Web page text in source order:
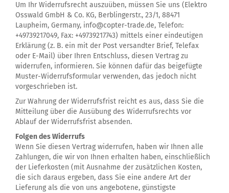
Um Ihr Widerrufsrecht auszuüben, müssen Sie uns (Elektro
Osswald GmbH & Co. KG, Berblingerstr., 23/1, 88471
Laupheim, Germany, info@copter-trade.de, Telefon:
+49739217049, Fax: +49739217743) mittels einer eindeutigen
Erklärung (z. B. ein mit der Post versandter Brief, Telefax
oder E-Mail) über Ihren Entschluss, diesen Vertrag zu
widerrufen, informieren. Sie können dafür das beigefügte
Muster-Widerrufsformular verwenden, das jedoch nicht
vorgeschrieben ist.
Zur Wahrung der Widerrufsfrist reicht es aus, dass Sie die
Mitteilung über die Ausübung des Widerrufsrechts vor
Ablauf der Widerrufsfrist absenden.
Folgen des Widerrufs
Wenn Sie diesen Vertrag widerrufen, haben wir Ihnen alle
Zahlungen, die wir von Ihnen erhalten haben, einschließlich
der Lieferkosten (mit Ausnahme der zusätzlichen Kosten,
die sich daraus ergeben, dass Sie eine andere Art der
Lieferung als die von uns angebotene, günstigste